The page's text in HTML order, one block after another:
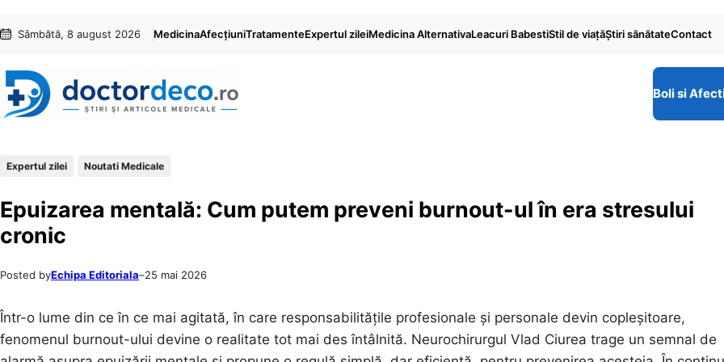
conținut
content
Sâmbătă, 8 august 2026 MedicinaAfecțiuniTratamenteExpertul zileiMedicina AlternativaLeacuri BabestiStil de viaţăŞtiri sănătateContact
Boli si
Expertul zilei Noutati Medicale
Epuizarea mentală: Cum putem preveni burnout-ul în era stresului
cronic
Posted byEchipa Editoriala–25 mai 2026
Într-o lume din ce în ce mai agitată, în care responsabilitățile profesionale și personale devin copleșitoare,
fenomenul burnout-ului devine o realitate tot mai des întâlnită. Neurochirurgul Vlad Ciurea trage un semnal de